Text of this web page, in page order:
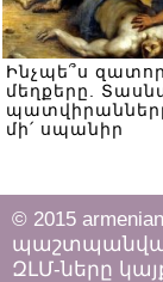
Ինչպե՞ս
մեղքերը.
մի՛ սպանիր
© 2015
ԶԼՄ-ները